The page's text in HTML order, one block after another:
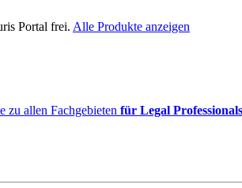
Portal frei. Alle Produkte anzeigen
zu allen Fachgebieten für Legal Professionals